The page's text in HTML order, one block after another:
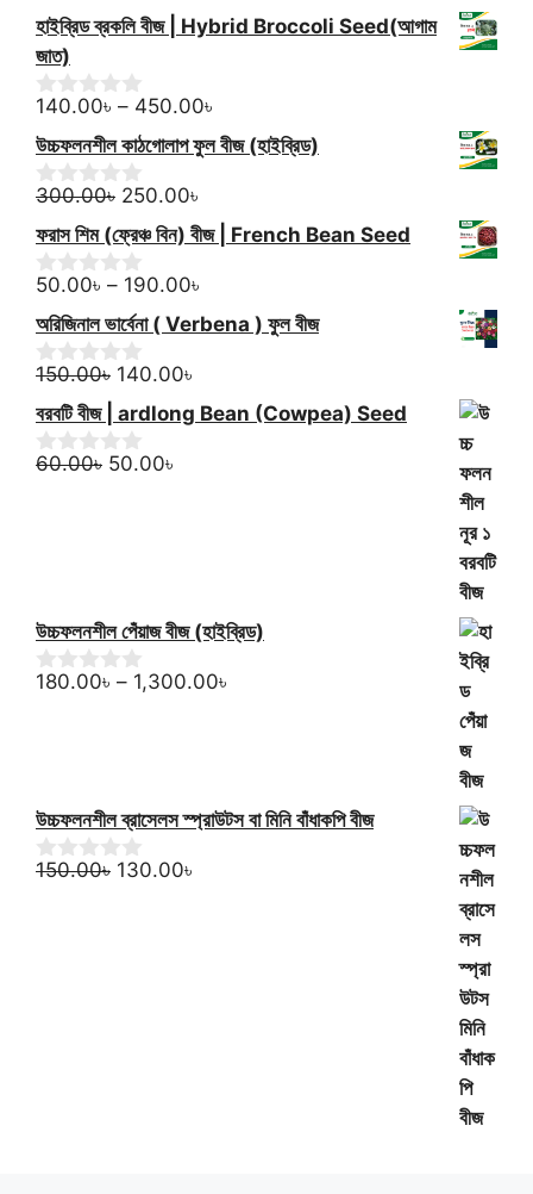
5
u
t
o
f
5
price
350.00৳.
price
is:
হাইব্রিড ব্রকলি বীজ | Hybrid Broccoli Seed(আগাম
জাত)
0
o
u
t
o
5
140.00৳ – 450.00৳
range:
140.00৳
450.00৳
উচ্চফলনশীল কাঠগোলাপ ফুল বীজ (হাইব্রিড)
0
u
t
o
5
300.00৳ Original
price
was:
300.00৳.
250.00৳
price
250.00৳.
ফরাস শিম (ফ্রেঞ্চ বিন) বীজ | French Bean Seed
0
u
t
o
5
50.00৳ – 190.00৳
range:
50.00৳
190.00৳
অরিজিনাল ভার্বেনা ( Verbena ) ফুল বীজ
0
u
t
o
150.00৳ Original
price
was:
150.00৳.
140.00৳
price
is:
বরবটি বীজ | ardlong Bean (Cowpea) Seed
0
60.00৳ Original
50.00৳
উচ্চফলনশীল পেঁয়াজ বীজ (হাইব্রিড)
0
5
180.00৳ – 1,300.00৳
উচ্চফলনশীল ব্রাসেলস স্প্রাউটস বা মিনি বাঁধাকপি বীজ
0
150.00৳ Original
130.00৳